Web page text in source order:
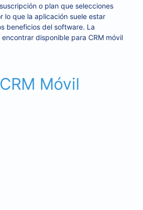
o plan que selecciones
lo que la aplicación suele estar
beneficios del software. La
disponible para CRM móvil
Móvil